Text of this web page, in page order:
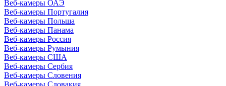
Веб-камеры ОАЭ
Веб-камеры Португалия
Веб-камеры Польша
Веб-камеры Панама
Веб-камеры Россия
Веб-камеры Румыния
Веб-камеры США
Веб-камеры Сербия
Веб-камеры Словения